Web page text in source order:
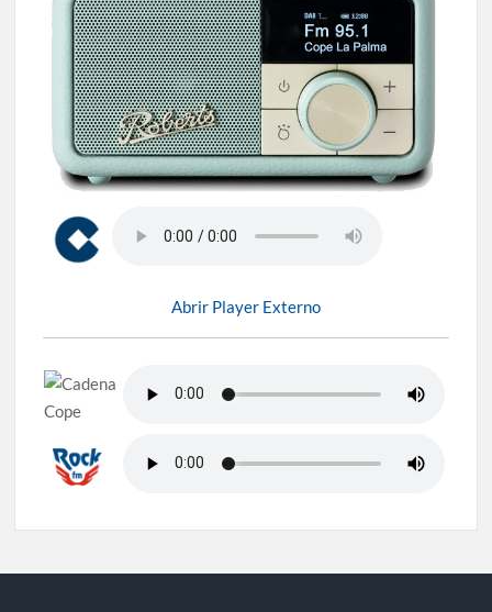
Abrir Player Externo